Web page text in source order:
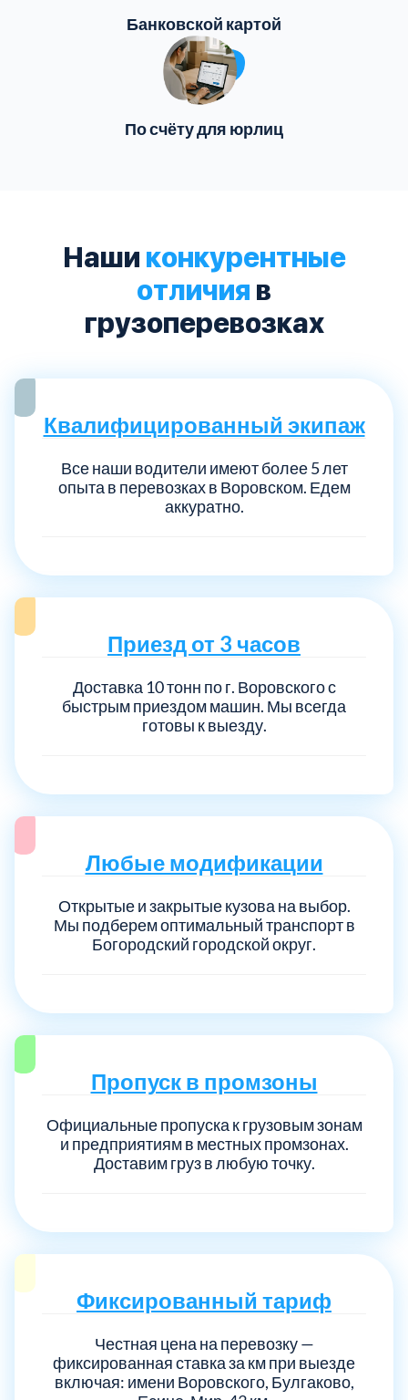
Банковской картой
По счёту для юрлиц
Наши конкурентные
отличия в
грузоперевозках
Квалифицированный экипаж
Все наши водители имеют более 5 лет
опыта в перевозках в Воровском. Едем
аккуратно.
Приезд от 3 часов
Доставка 10 тонн по г. Воровского с
быстрым приездом машин. Мы всегда
готовы к выезду.
Любые модификации
Открытые и закрытые кузова на выбор.
Мы подберем оптимальный транспорт в
Богородский городской округ.
Пропуск в промзоны
Официальные пропуска к грузовым зонам
и предприятиям в местных промзонах.
Доставим груз в любую точку.
Фиксированный тариф
Честная цена на перевозку —
фиксированная ставка за км при выезде
включая: имени Воровского, Булгаково,